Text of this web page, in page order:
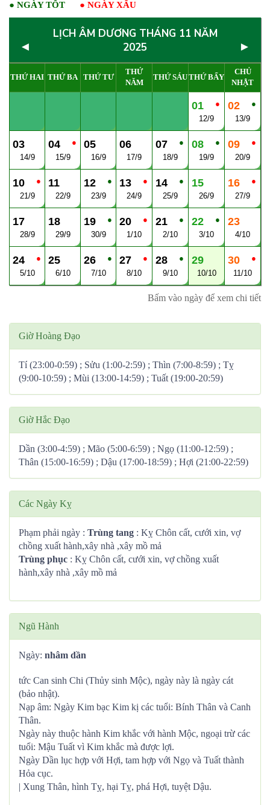
● NGÀY TỐT ● NGÀY XẤU
◄
LỊCH ÂM DƯƠNG THÁNG 11 NĂM
2025
►
THỨ HAI THỨ BA THỨ TƯ
THỨ
NĂM
THỨ SÁUTHỨ BẨY
CHỦ
NHẬT
●
01
12/9
●
02
13/9
03
14/9
●
04
15/9
05
16/9
06
17/9
●
07
18/9
●
08
19/9
●
09
20/9
●
10
21/9
11
22/9
●
12
23/9
●
13
24/9
●
14
25/9
15
26/9
●
16
27/9
17
28/9
18
29/9
●
19
30/9
●
20
1/10
●
21
2/10
●
22
3/10
23
4/10
●
24
5/10
25
6/10
●
26
7/10
●
27
8/10
●
28
9/10
29
10/10
●
30
11/10
Bấm vào ngày để xem chi tiết
Giờ Hoàng Đạo
Tí (23:00-0:59) ; Sửu (1:00-2:59) ; Thìn (7:00-8:59) ; Tỵ
(9:00-10:59) ; Mùi (13:00-14:59) ; Tuất (19:00-20:59)
Giờ Hắc Đạo
Dần (3:00-4:59) ; Mão (5:00-6:59) ; Ngọ (11:00-12:59) ;
Thân (15:00-16:59) ; Dậu (17:00-18:59) ; Hợi (21:00-22:59)
Các Ngày Kỵ
Phạm phải ngày : Trùng tang : Kỵ Chôn cất, cưới xin, vợ
chồng xuất hành,xây nhà ,xây mồ mả
Trùng phục : Kỵ Chôn cất, cưới xin, vợ chồng xuất
hành,xây nhà ,xây mồ mả
Ngũ Hành
Ngày: nhâm dần
tức Can sinh Chi (Thủy sinh Mộc), ngày này là ngày cát
(bảo nhật).
Nạp âm: Ngày Kim bạc Kim kị các tuổi: Bính Thân và Canh
Thân.
Ngày này thuộc hành Kim khắc với hành Mộc, ngoại trừ các
tuổi: Mậu Tuất vì Kim khắc mà được lợi.
Ngày Dần lục hợp với Hợi, tam hợp với Ngọ và Tuất thành
Hỏa cục.
| Xung Thân, hình Tỵ, hại Tỵ, phá Hợi, tuyệt Dậu.